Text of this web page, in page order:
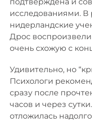
исследованиями. В
нидерландские
Дрос воспроизвели
очень схожую с
Удивительно, но
Психологи
сразу после
часов и через
отложилась